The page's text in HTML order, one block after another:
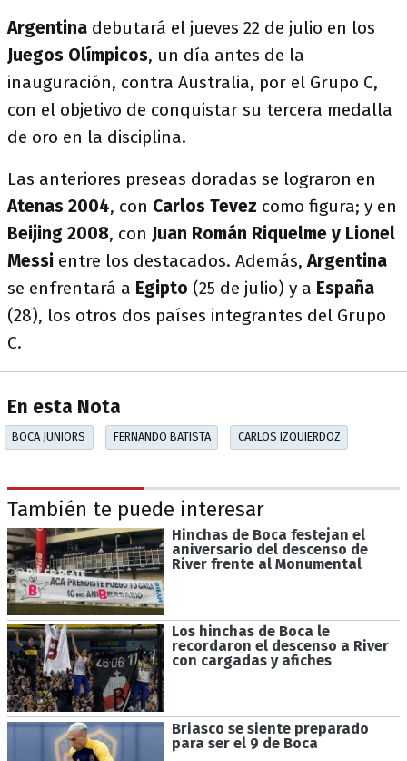
Argentina debutará el jueves 22 de julio en los
Juegos Olímpicos, un día antes de la
inauguración, contra Australia, por el Grupo C,
con el objetivo de conquistar su tercera medalla
de oro en la disciplina.
Las anteriores preseas doradas se lograron en
Atenas 2004, con Carlos Tevez como figura; y en
Beijing 2008, con Juan Román Riquelme y Lionel
Messi entre los destacados. Además,Argentina
se enfrentará a Egipto (25 de julio) y a España
(28), los otros dos países integrantes del Grupo
C.
En esta Nota
BOCA JUNIORS FERNANDO BATISTA CARLOS IZQUIERDOZ
También te puede interesar
Hinchas de Boca festejan el
aniversario del descenso de
River frente al Monumental
Los hinchas de Boca le
recordaron el descenso a River
con cargadas y afiches
Briasco se siente preparado
para ser el 9 de Boca